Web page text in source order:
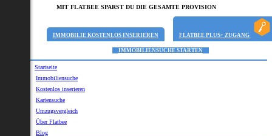
MIT FLATBEE SPARST DU DIE GESAMTE PROVISION
IMMOBILIE KOSTENLOS INSERIEREN FLATBEE PLUS+ ZUGANG
IMMOBILIENSUCHE STARTEN
Startseite
Immobiliensuche
Kostenlos inserieren
Kartensuche
Umzugsvergleich
Über Flatbee
Blog